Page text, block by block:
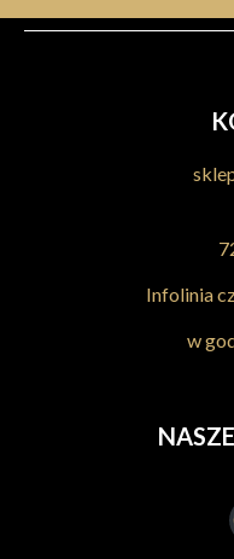
Infolinia
w